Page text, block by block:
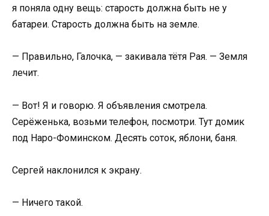
я поняла одну вещь: старость должна быть не у
батареи. Старость должна быть на земле.
— Правильно, Галочка, — закивала тётя Рая. — Земля
лечит.
— Вот! Я и говорю. Я объявления смотрела.
Серёженька, возьми телефон, посмотри. Тут домик
под Наро-Фоминском. Десять соток, яблони, баня.
Сергей наклонился к экрану.
— Ничего такой.